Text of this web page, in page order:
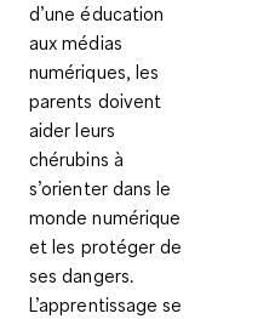
d’une éducation
aux médias
numériques, les
parents doivent
aider leurs
chérubins à
s’orienter dans le
monde numérique
et les protéger de
ses dangers.
L’apprentissage se